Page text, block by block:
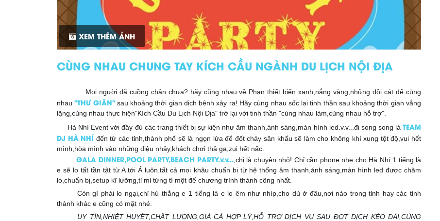
XEM THÊM ẢNH
CÙNG NHAU CHUNG TAY KÍCH CẦU NGÀNH DU LỊCH NỘI ĐỊA
Mọi người đã cuồng chân chưa? hãy cũng nhau về Phan thiết biển xanh,nắng vàng,những đồi cát để cùng
nhau"THƯ GIÃN"sau khoảng thời gian dịch bệnh xảy ra! Hãy cùng nhau sốc lại tinh thần sau khoảng thời gian vắng
lặng,cùng nhau thực hiện"Kích Cầu Du Lịch Nội Địa" trở lại với tinh thần "cùng nhau làm,cùng nhau hỗ trợ".
Hà Nhí Event với đầy đủ các trang thiết bị sự kiện như âm thanh,ánh sáng,màn hình led.v.v...đi song song là TEAM
DJ HÀ NHÍ đến từ các tỉnh,thành phố sẽ là ngọn lửa để đốt cháy sân khấu sẽ làm cho không khí xung tột độ,vui hết
mình,hòa mình vào những điệu nhảy,khách chơi thả ga,zui hết nấc.
GALA DINNER,POOL PARTY,BEACH PARTY.v.v...,chỉ là chuyện nhỏ! Chỉ cần phone nhẹ cho Hà Nhí 1 tiếng là
e sẽ lo tất tần tật từ A tới Á luôn.tất cả mọi khâu chuẩn bị từ hệ thống âm thanh,ánh sáng,màn hình led được chăm
lo,chuẩn bị,setup kĩ lưỡng,tỉ mỉ từng tí một để chương trình thành công nhất.
Còn gì phải lo ngại,chỉ hú thằng e 1 tiếng là e lo êm như nhíp,cho dù ở đâu,nơi nào trong tỉnh hay các tỉnh
thành khác e cũng có mặt nhé.
UY TÍN,NHIỆT HUYẾT,CHẤT LƯỢNG,GIÁ CẢ HỢP LÝ,HỖ TRỢ DỊCH VỤ SAU ĐỢT DỊCH KÉO DÀI,CÙNG